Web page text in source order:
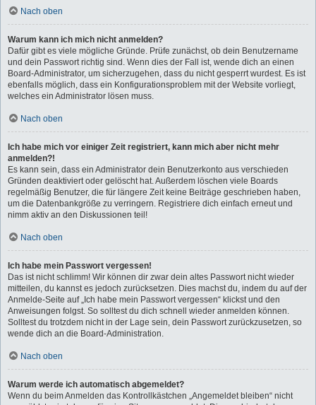
Nach oben
Warum kann ich mich nicht anmelden?
Dafür gibt es viele mögliche Gründe. Prüfe zunächst, ob dein Benutzername
und dein Passwort richtig sind. Wenn dies der Fall ist, wende dich an einen
Board-Administrator, um sicherzugehen, dass du nicht gesperrt wurdest. Es ist
ebenfalls möglich, dass ein Konfigurationsproblem mit der Website vorliegt,
welches ein Administrator lösen muss.
Nach oben
Ich habe mich vor einiger Zeit registriert, kann mich aber nicht mehr
anmelden?!
Es kann sein, dass ein Administrator dein Benutzerkonto aus verschieden
Gründen deaktiviert oder gelöscht hat. Außerdem löschen viele Boards
regelmäßig Benutzer, die für längere Zeit keine Beiträge geschrieben haben,
um die Datenbankgröße zu verringern. Registriere dich einfach erneut und
nimm aktiv an den Diskussionen teil!
Nach oben
Ich habe mein Passwort vergessen!
Das ist nicht schlimm! Wir können dir zwar dein altes Passwort nicht wieder
mitteilen, du kannst es jedoch zurücksetzen. Dies machst du, indem du auf der
Anmelde-Seite auf „Ich habe mein Passwort vergessen“ klickst und den
Anweisungen folgst. So solltest du dich schnell wieder anmelden können.
Solltest du trotzdem nicht in der Lage sein, dein Passwort zurückzusetzen, so
wende dich an die Board-Administration.
Nach oben
Warum werde ich automatisch abgemeldet?
Wenn du beim Anmelden das Kontrollkästchen „Angemeldet bleiben“ nicht